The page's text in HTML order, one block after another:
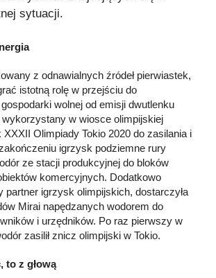
sytuacji.
z odnawialnych źródeł pierwiastek,
istotną rolę w przejściu do
wolnej od emisji dwutlenku
wykorzystany w wiosce olimpijskiej
Olimpiady Tokio 2020 do zasilania i
igrzysk podziemne rury
ze stacji produkcyjnej do bloków
komercyjnych. Dodatkowo
partner igrzysk olimpijskich, dostarczyła
Mirai napędzanych wodorem do
i urzędników. Po raz pierwszy w
zasilił znicz olimpijski w Tokio.
to z głową